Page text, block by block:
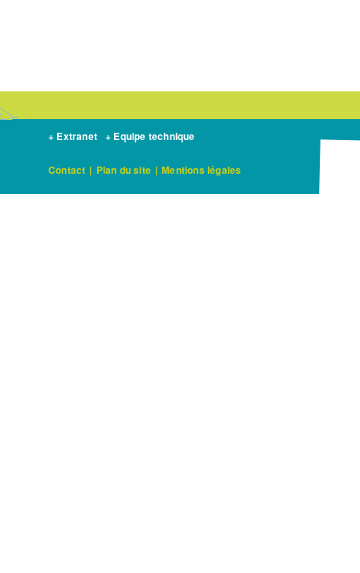
+ Extranet + Equipe technique
Contact | Plan du site | Mentions légales